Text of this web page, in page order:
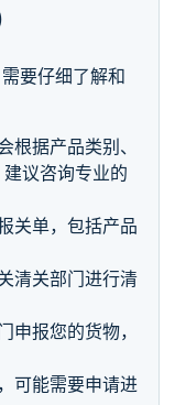
要仔细了解和
根据产品类别、
议咨询专业的
关单，包括产品
清关部门进行清
申报您的货物，
可能需要申请进